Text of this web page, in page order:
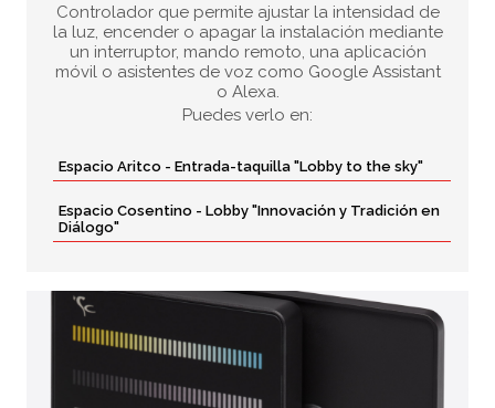
Controlador que permite ajustar la intensidad de
la luz, encender o apagar la instalación mediante
un interruptor, mando remoto, una aplicación
móvil o asistentes de voz como Google Assistant
o Alexa.
Puedes verlo en:
Espacio Aritco - Entrada-taquilla "Lobby to the sky"
Espacio Cosentino - Lobby "Innovación y Tradición en
Diálogo"